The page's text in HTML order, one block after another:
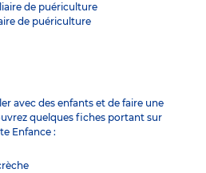
de puériculture
de puériculture
avec des enfants et de faire une
quelques fiches portant sur
Enfance :